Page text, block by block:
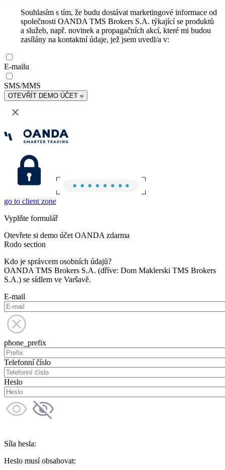
Souhlasím s tím, že budu dostávat marketingové informace od
společnosti OANDA TMS Brokers S.A. týkající se produktů
a služeb, např. novinek a propagačních akcí, které mi budou
zasílány na kontaktní údaje, jež jsem uvedl/a v:
E-mailu
SMS/MMS
OTEVŘÍT DEMO ÚČET »
go to client zone
Vyplňte formulář
Otevřete si demo účet OANDA zdarma
Rodo section
Kdo je správcem osobních údajů?
OANDA TMS Brokers S.A. (dříve: Dom Maklerski TMS Brokers
S.A.) se sídlem ve Varšavě.
E-mail
phone_prefix
Telefonní číslo
Heslo
Síla hesla:
Heslo musí obsahovat: